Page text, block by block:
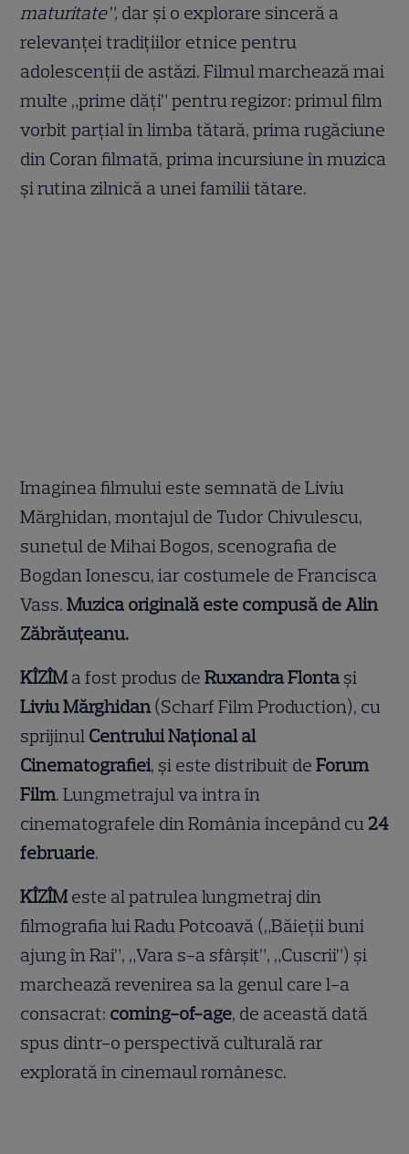
maturitate”, dar și o explorare sinceră a
relevanței tradițiilor etnice pentru
adolescenții de astăzi. Filmul marchează mai
multe „prime dăți” pentru regizor: primul film
vorbit parțial în limba tătară, prima rugăciune
din Coran filmată, prima incursiune în muzica
și rutina zilnică a unei familii tătare.
Imaginea filmului este semnată de Liviu
Mărghidan, montajul de Tudor Chivulescu,
sunetul de Mihai Bogos, scenografia de
Bogdan Ionescu, iar costumele de Francisca
Vass.Muzica originală este compusă de Alin
Zăbrăuțeanu.
KÎZÎM a fost produs deRuxandra Flonta și
Liviu Mărghidan (Scharf Film Production), cu
sprijinul Centrului Național al
Cinematografiei, și este distribuit deForum
Film. Lungmetrajul va intra în
cinematografele din România începând cu 24
februarie.
KÎZÎM este al patrulea lungmetraj din
filmografia lui Radu Potcoavă („Băieții buni
ajung în Rai”, „Vara s-a sfârșit”, „Cuscrii”) și
marchează revenirea sa la genul care l-a
consacrat: coming-of-age, de această dată
spus dintr-o perspectivă culturală rar
explorată în cinemaul românesc.